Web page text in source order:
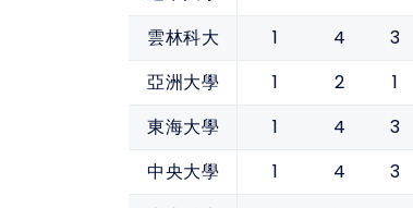
雲林科大 1 4 3
亞洲大學 1 2 1
東海大學 1 4 3
中央大學 1 4 3